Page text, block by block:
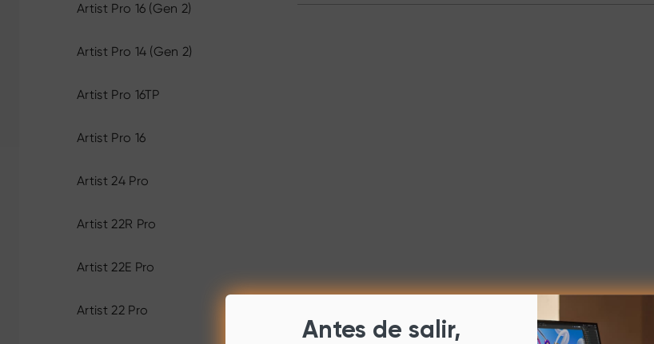
Artist Pro 16 (Gen 2)
Artist Pro 14 (Gen 2)
Artist Pro 16TP
Artist Pro 16
Artist 24 Pro
Artist 22R Pro
Artist 22E Pro
Artist 22 Pro
Antes de salir,